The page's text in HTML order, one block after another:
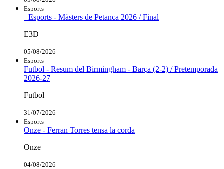
Esports
+Esports - Màsters de Petanca 2026 / Final
E3D
05/08/2026
Esports
Futbol - Resum del Birmingham - Barça (2-2) / Pretemporada
2026-27
Futbol
31/07/2026
Esports
Onze - Ferran Torres tensa la corda
Onze
04/08/2026